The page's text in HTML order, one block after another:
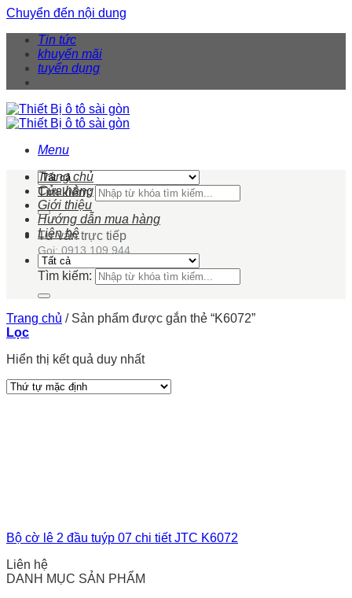
Chuyển đến nội dung
Tin tức
khuyến mãi
tuyển dụng
Menu
Tìm kiếm:
Tư vấn trực tiếp
Gọi: 0913 109 944
Trang chủ
Cửa hàng
Giới thiệu
Hướng dẫn mua hàng
Liên hệ
Tìm kiếm:
Trang chủ /Sản phẩm được gắn thẻ “K6072”
Lọc
Hiển thị kết quả duy nhất
Bộ cờ lê 2 đầu tuýp 07 chi tiết JTC K6072
Liên hệ
DANH MỤC SẢN PHẨM